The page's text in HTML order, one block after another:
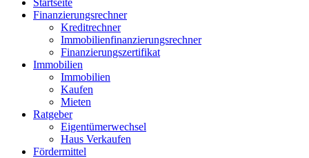
Startseite
Finanzierungsrechner
Kreditrechner
Immobilienfinanzierungsrechner
Finanzierungszertifikat
Immobilien
Immobilien
Kaufen
Mieten
Ratgeber
Eigentümerwechsel
Haus Verkaufen
Fördermittel